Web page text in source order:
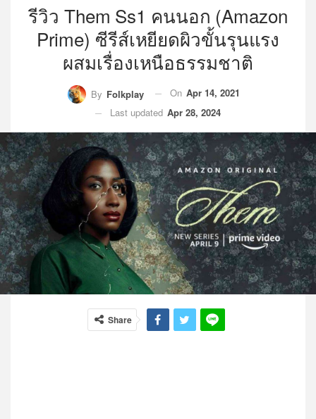
รีวิว Them Ss1 คนนอก (Amazon
Prime) ซีรีส์เหยียดผิวขั้นรุนแรง
ผสมเรื่องเหนือธรรมชาติ
By Folkplay On Apr 14, 2021
Last updated Apr 28, 2024
Share